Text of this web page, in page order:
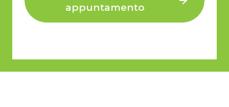
appuntamento